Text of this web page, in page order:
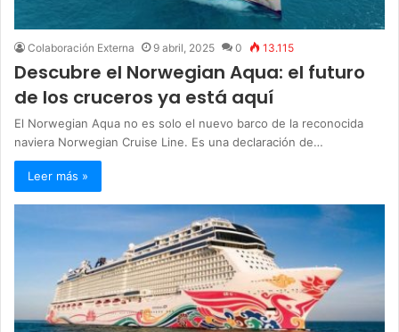
Colaboración Externa 9 abril, 2025 0 13.115
Descubre el Norwegian Aqua: el futuro
de los cruceros ya está aquí
El Norwegian Aqua no es solo el nuevo barco de la reconocida
naviera Norwegian Cruise Line. Es una declaración de…
Leer más »